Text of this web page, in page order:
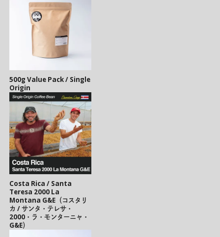
500g Value Pack / Single
Origin
Costa Rica / Santa
Teresa 2000 La
Montana G&E（コスタリ
カ / サンタ・テレサ・
2000・ラ・モンターニャ・
G&E）